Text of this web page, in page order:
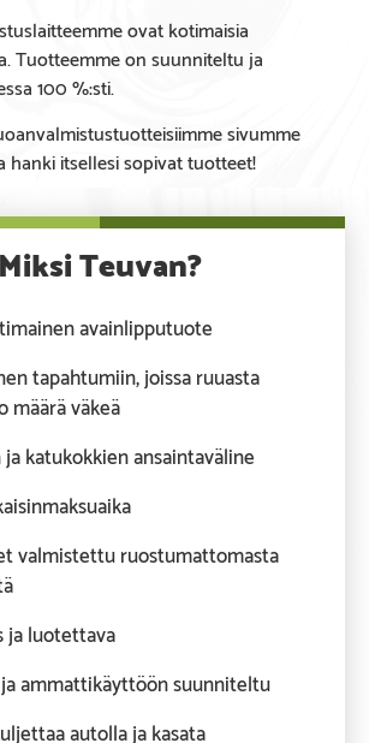
ovat kotimaisia
Tuotteemme on suunniteltu ja
100 %:sti.
sivumme
hanki itsellesi sopivat tuotteet!
Miksi Teuvan?
avainlipputuote
tapahtumiin, joissa ruuasta
määrä väkeä
katukokkien ansaintaväline
valmistettu ruostumattomasta
ja luotettava
ammattikäyttöön suunniteltu
autolla ja kasata